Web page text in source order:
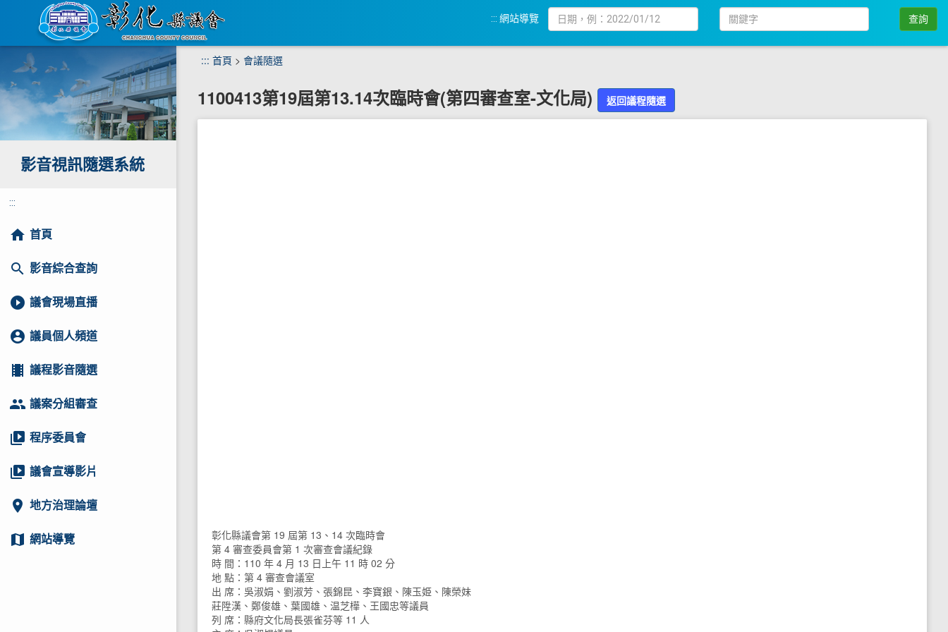
主
要
容
區
::: 網站導覽
期
鍵
查詢
影音視訊隨選系統
:::
home 首頁
search 影音綜合查詢
play_circle_filled 議會現場直播
account_circle 議員個人頻道
local_movies 議程影音隨選
group 議案分組審查
video_library 程序委員會
video_library 議會宣導影片
location_on 地方治理論壇
map 網站導覽
::: 首頁 > 會議隨選
1100413第19屆第13.14次臨時會(第四審查室-文化局) 返回議程隨選
彰化縣議會第 19 屆第 13、14 次臨時會
第 4 審查委員會第 1 次審查會議紀錄
時 間：110 年 4 月 13 日上午 11 時 02 分
地 點：第 4 審查會議室
出 席：吳淑娟、劉淑芳、張錦昆、李寶銀、陳玉姫、陳榮妹
莊陞漢、鄭俊雄、葉國雄、温芝樺、王國忠等議員
列 席：縣府文化局長張雀芬等 11 人